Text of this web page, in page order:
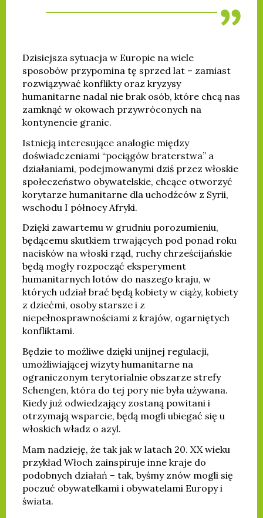
Dzisiejsza sytuacja w Europie na wiele
sposobów przypomina tę sprzed lat – zamiast
rozwiązywać konflikty oraz kryzysy
humanitarne nadal nie brak osób, które chcą nas
zamknąć w okowach przywróconych na
kontynencie granic.
Istnieją interesujące analogie między
doświadczeniami “pociągów braterstwa” a
działaniami, podejmowanymi dziś przez włoskie
społeczeństwo obywatelskie, chcące otworzyć
korytarze humanitarne dla uchodźców z Syrii,
wschodu I północy Afryki.
Dzięki zawartemu w grudniu porozumieniu,
będącemu skutkiem trwających pod ponad roku
nacisków na włoski rząd, ruchy chrześcijańskie
będą mogły rozpocząć eksperyment
humanitarnych lotów do naszego kraju, w
których udział brać będą kobiety w ciąży, kobiety
z dziećmi, osoby starsze i z
niepełnosprawnościami z krajów, ogarniętych
konfliktami.
Będzie to możliwe dzięki unijnej regulacji,
umożliwiającej wizyty humanitarne na
ograniczonym terytorialnie obszarze strefy
Schengen, która do tej pory nie była używana.
Kiedy już odwiedzający zostaną powitani i
otrzymają wsparcie, będą mogli ubiegać się u
włoskich władz o azyl.
Mam nadzieję, że tak jak w latach 20. XX wieku
przykład Włoch zainspiruje inne kraje do
podobnych działań – tak, byśmy znów mogli się
poczuć obywatelkami i obywatelami Europy i
świata.